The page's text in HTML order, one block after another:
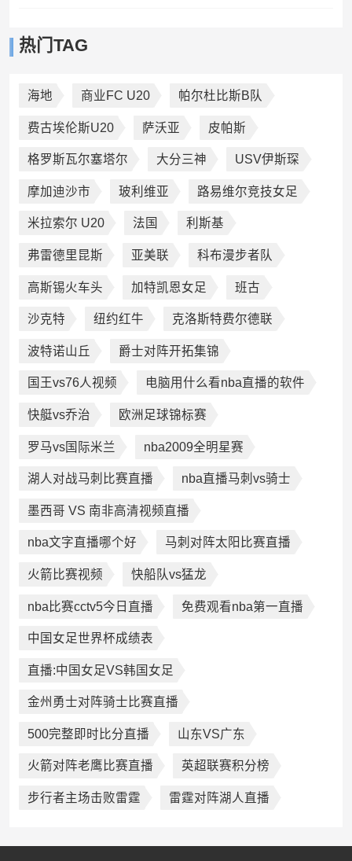
热门TAG
海地 商业FC U20 帕尔杜比斯B队
费古埃伦斯U20 萨沃亚 皮帕斯
格罗斯瓦尔塞塔尔 大分三神 USV伊斯琛
摩加迪沙市 玻利维亚 路易维尔竞技女足
米拉索尔 U20 法国 利斯基
弗雷德里昆斯 亚美联 科布漫步者队
高斯锡火车头 加特凯恩女足 班古
沙克特 纽约红牛 克洛斯特费尔德联
波特诺山丘 爵士对阵开拓集锦
国王vs76人视频 电脑用什么看nba直播的软件
快艇vs乔治 欧洲足球锦标赛
罗马vs国际米兰 nba2009全明星赛
湖人对战马刺比赛直播 nba直播马刺vs骑士
墨西哥 VS 南非高清视频直播
nba文字直播哪个好 马刺对阵太阳比赛直播
火箭比赛视频 快船队vs猛龙
nba比赛cctv5今日直播 免费观看nba第一直播
中国女足世界杯成绩表
直播:中国女足VS韩国女足
金州勇士对阵骑士比赛直播
500完整即时比分直播 山东VS广东
火箭对阵老鹰比赛直播 英超联赛积分榜
步行者主场击败雷霆 雷霆对阵湖人直播